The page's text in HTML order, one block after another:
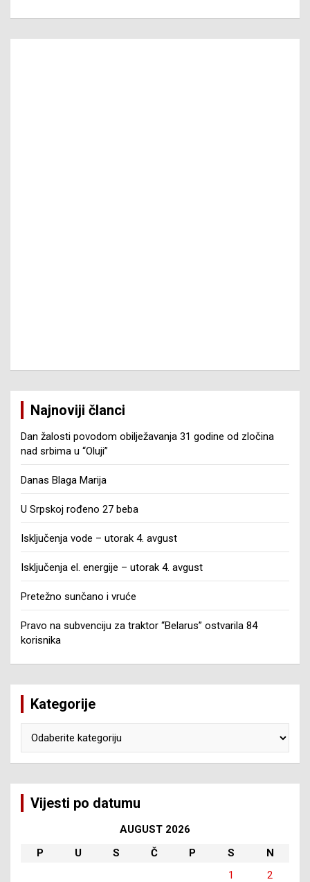
Najnoviji članci
Dan žalosti povodom obilježavanja 31 godine od zločina
nad srbima u “Oluji”
Danas Blaga Marija
U Srpskoj rođeno 27 beba
Isključenja vode – utorak 4. avgust
Isključenja el. energije – utorak 4. avgust
Pretežno sunčano i vruće
Pravo na subvenciju za traktor “Belarus” ostvarila 84
korisnika
Kategorije
Vijesti po datumu
AUGUST 2026
P
U S Č P S
N
1
2